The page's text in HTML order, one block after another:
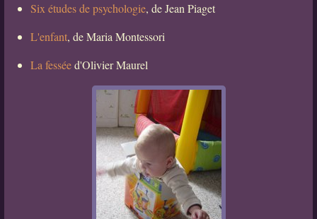
Six études de psychologie, de Jean Piaget
L'enfant, de Maria Montessori
La fesséed'Olivier Maurel